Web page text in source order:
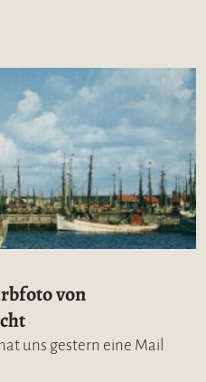
von
uns gestern eine Mail